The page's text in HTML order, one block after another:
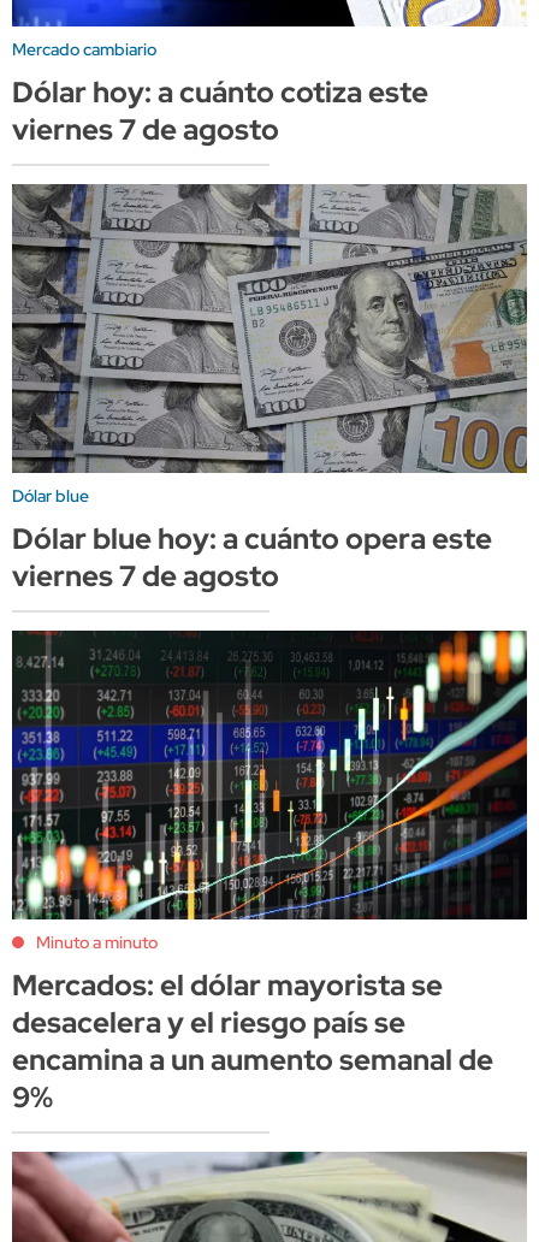
Mercado cambiario
Dólar hoy: a cuánto cotiza este
viernes 7 de agosto
Dólar blue
Dólar blue hoy: a cuánto opera este
viernes 7 de agosto
Minuto a minuto
Mercados: el dólar mayorista se
desacelera y el riesgo país se
encamina a un aumento semanal de
9%